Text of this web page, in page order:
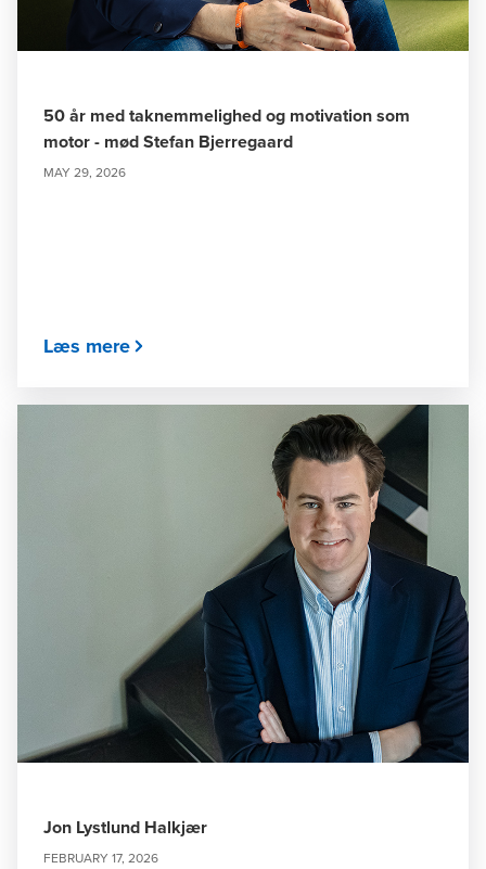
50 år med taknemmelighed og motivation som
motor - mød Stefan Bjerregaard
MAY 29, 2026
Læs mere
Jon Lystlund Halkjær
FEBRUARY 17, 2026